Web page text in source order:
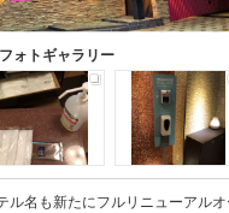
フォトギャラリー
ル名も新たにフルリニューアル